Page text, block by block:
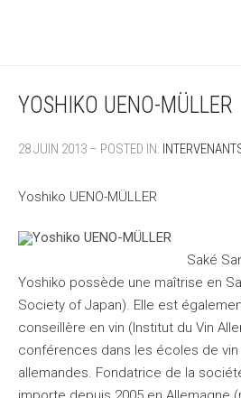
YOSHIKO UENO-MÜLLER
28 JUIN 2013 – POSTED IN:
Yoshiko UENO-MÜLLER
Saké
Yoshiko possède une maîtrise en
Society of Japan). Elle est
conseillère en vin (Institut du Vin
conférences dans les écoles de
allemandes. Fondatrice de la